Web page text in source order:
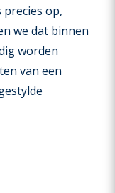
precies op,
we dat binnen
worden
van een